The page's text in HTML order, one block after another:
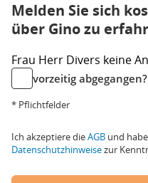
Melden Sie sich
über Gino zu
Frau Herr Divers keine
vorzeitig abgegangen?
* Pflichtfelder
Ich akzeptiere dieAGB und
Datenschutzhinweisezur